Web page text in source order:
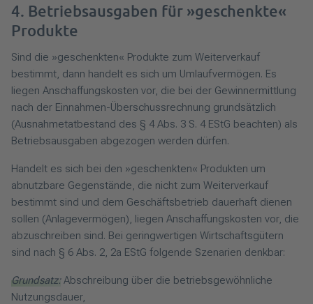
4. Betriebsausgaben für »geschenkte«
Produkte
Sind die »geschenkten« Produkte zum Weiterverkauf
bestimmt, dann handelt es sich um Umlaufvermögen. Es
liegen Anschaffungskosten vor, die bei der Gewinnermittlung
nach der Einnahmen-Überschussrechnung grundsätzlich
(Ausnahmetatbestand des § 4 Abs. 3 S. 4 EStG beachten) als
Betriebsausgaben abgezogen werden dürfen.
Handelt es sich bei den »geschenkten« Produkten um
abnutzbare Gegenstände, die nicht zum Weiterverkauf
bestimmt sind und dem Geschäftsbetrieb dauerhaft dienen
sollen (Anlagevermögen), liegen Anschaffungskosten vor, die
abzuschreiben sind. Bei geringwertigen Wirtschaftsgütern
sind nach § 6 Abs. 2, 2a EStG folgende Szenarien denkbar:
Grundsatz:Abschreibung über die betriebsgewöhnliche
Nutzungsdauer,